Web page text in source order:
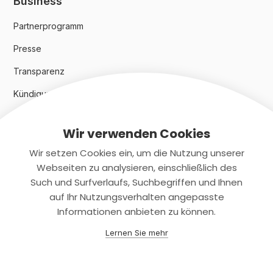
Partnerprogramm
Presse
Transparenz
Kündigungsindex 2024
Rechtliches
Datenschutz
Wir verwenden Cookies
Wir setzen Cookies ein, um die Nutzung unserer
Webseiten zu analysieren, einschließlich des
Such und Surfverlaufs, Suchbegriffen und Ihnen
auf Ihr Nutzungsverhalten angepasste
Informationen anbieten zu können.
Lernen Sie mehr